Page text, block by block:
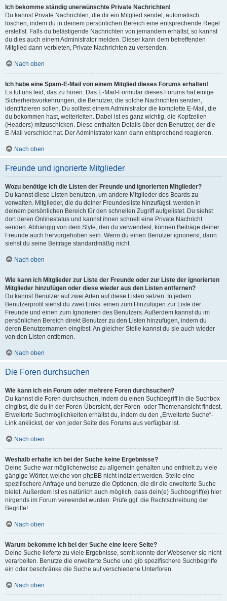
Ich bekomme ständig unerwünschte Private Nachrichten!
Du kannst Private Nachrichten, die dir ein Mitglied sendet, automatisch
löschen, indem du in deinem persönlichen Bereich eine entsprechende Regel
erstellst. Falls du belästigende Nachrichten von jemandem erhältst, so kannst
du dies auch einem Administrator melden. Dieser kann dem betreffenden
Mitglied dann verbieten, Private Nachrichten zu versenden.
Nach oben
Ich habe eine Spam-E-Mail von einem Mitglied dieses Forums erhalten!
Es tut uns leid, das zu hören. Das E-Mail-Formular dieses Forums hat einige
Sicherheitsvorkehrungen, die Benutzer, die solche Nachrichten senden,
identifizieren sollen. Du solltest einem Administrator die komplette E-Mail, die
du bekommen hast, weiterleiten. Dabei ist es ganz wichtig, die Kopfzeilen
(Headers) mitzuschicken. Diese enthalten Details über den Benutzer, der die
E-Mail verschickt hat. Der Administrator kann dann entsprechend reagieren.
Nach oben
Freunde und ignorierte Mitglieder
Wozu benötige ich die Listen der Freunde und ignorierten Mitglieder?
Du kannst diese Listen benutzen, um andere Mitglieder des Boards zu
verwalten. Mitglieder, die du deiner Freundesliste hinzufügst, werden in
deinem persönlichen Bereich für den schnellen Zugriff aufgelistet. Du siehst
dort deren Onlinestatus und kannst ihnen schnell eine Private Nachricht
senden. Abhängig von dem Style, den du verwendest, können Beiträge deiner
Freunde auch hervorgehoben sein. Wenn du einen Benutzer ignorierst, dann
siehst du seine Beiträge standardmäßig nicht.
Nach oben
Wie kann ich Mitglieder zur Liste der Freunde oder zur Liste der ignorierten
Mitglieder hinzufügen oder diese wieder aus den Listen entfernen?
Du kannst Benutzer auf zwei Arten auf diese Listen setzen: In jedem
Benutzerprofil siehst du zwei Links: einen zum Hinzufügen zur Liste der
Freunde und einen zum Ignorieren des Benutzers. Außerdem kannst du im
persönlichen Bereich direkt Benutzer zu den Listen hinzufügen, indem du
deren Benutzernamen eingibst. An gleicher Stelle kannst du sie auch wieder
von den Listen entfernen.
Nach oben
Die Foren durchsuchen
Wie kann ich ein Forum oder mehrere Foren durchsuchen?
Du kannst die Foren durchsuchen, indem du einen Suchbegriff in die Suchbox
eingibst, die du in der Foren-Übersicht, der Foren- oder Themenansicht findest.
Erweiterte Suchmöglichkeiten erhältst du, indem du den „Erweiterte Suche“-
Link anklickst, der von jeder Seite des Forums aus verfügbar ist.
Nach oben
Weshalb erhalte ich bei der Suche keine Ergebnisse?
Deine Suche war möglicherweise zu allgemein gehalten und enthielt zu viele
gängige Wörter, welche von phpBB nicht indiziert werden. Stelle eine
spezifischere Anfrage und benutze die Optionen, die dir die erweiterte Suche
bietet. Außerdem ist es natürlich auch möglich, dass dein(e) Suchbegriff(e) hier
nirgends im Forum verwendet wurden. Prüfe ggf. die Rechtschreibung der
Begriffe!
Nach oben
Warum bekomme ich bei der Suche eine leere Seite?
Deine Suche lieferte zu viele Ergebnisse, somit konnte der Webserver sie nicht
verarbeiten. Benutze die erweiterte Suche und gib spezifischere Suchbegriffe
ein oder beschränke die Suche auf verschiedene Unterforen.
Nach oben